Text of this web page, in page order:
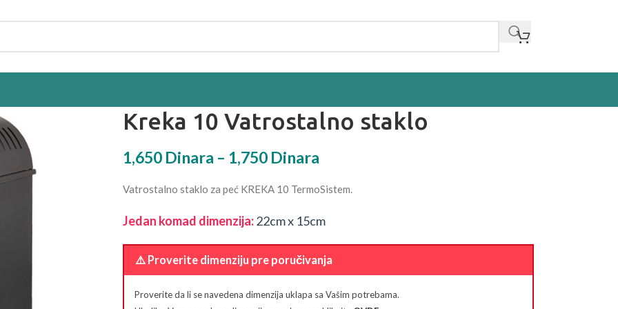
Kreka 10 Vatrostalno staklo
1,650 Dinara – 1,750 Dinara
Vatrostalno staklo za peć KREKA 10 TermoSistem.
Jedan komad dimenzija:22cm x 15cm
⚠️ Proverite dimenziju pre poručivanja
Proverite da li se navedena dimenzija uklapa sa Vašim potrebama.